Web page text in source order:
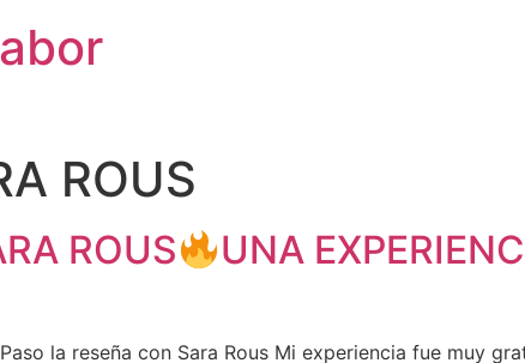
ROUS
ROUS
UNA
Paso la reseña con Sara Rous Mi experiencia fue muy